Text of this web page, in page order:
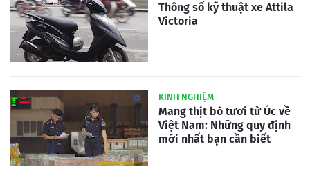
Thông số kỹ thuật xe Attila
Victoria
KINH NGHIỆM
Mang thịt bò tươi từ Úc về
Việt Nam: Những quy định
mới nhất bạn cần biết